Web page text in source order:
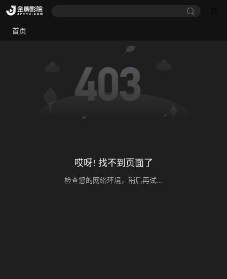
首页
哎呀! 找不到页面了
检查您的网络环境，稍后再试...